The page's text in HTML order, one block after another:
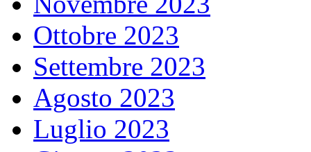
Ottobre 2023
Settembre 2023
Agosto 2023
Luglio 2023